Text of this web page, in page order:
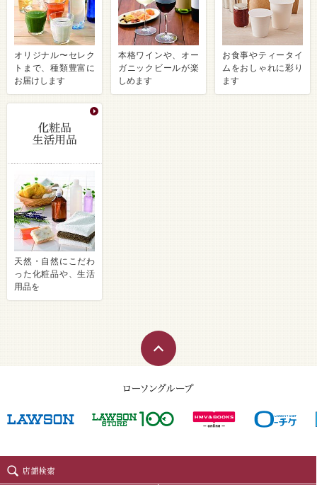
オリジナル〜セレク
トまで、種類豊富に
お届けします
本格ワインや、オー
ガニックビールが楽
しめます
お食事やティータイ
ムをおしゃれに彩り
ます
天然・自然にこだわ
った化粧品や、生活
用品を